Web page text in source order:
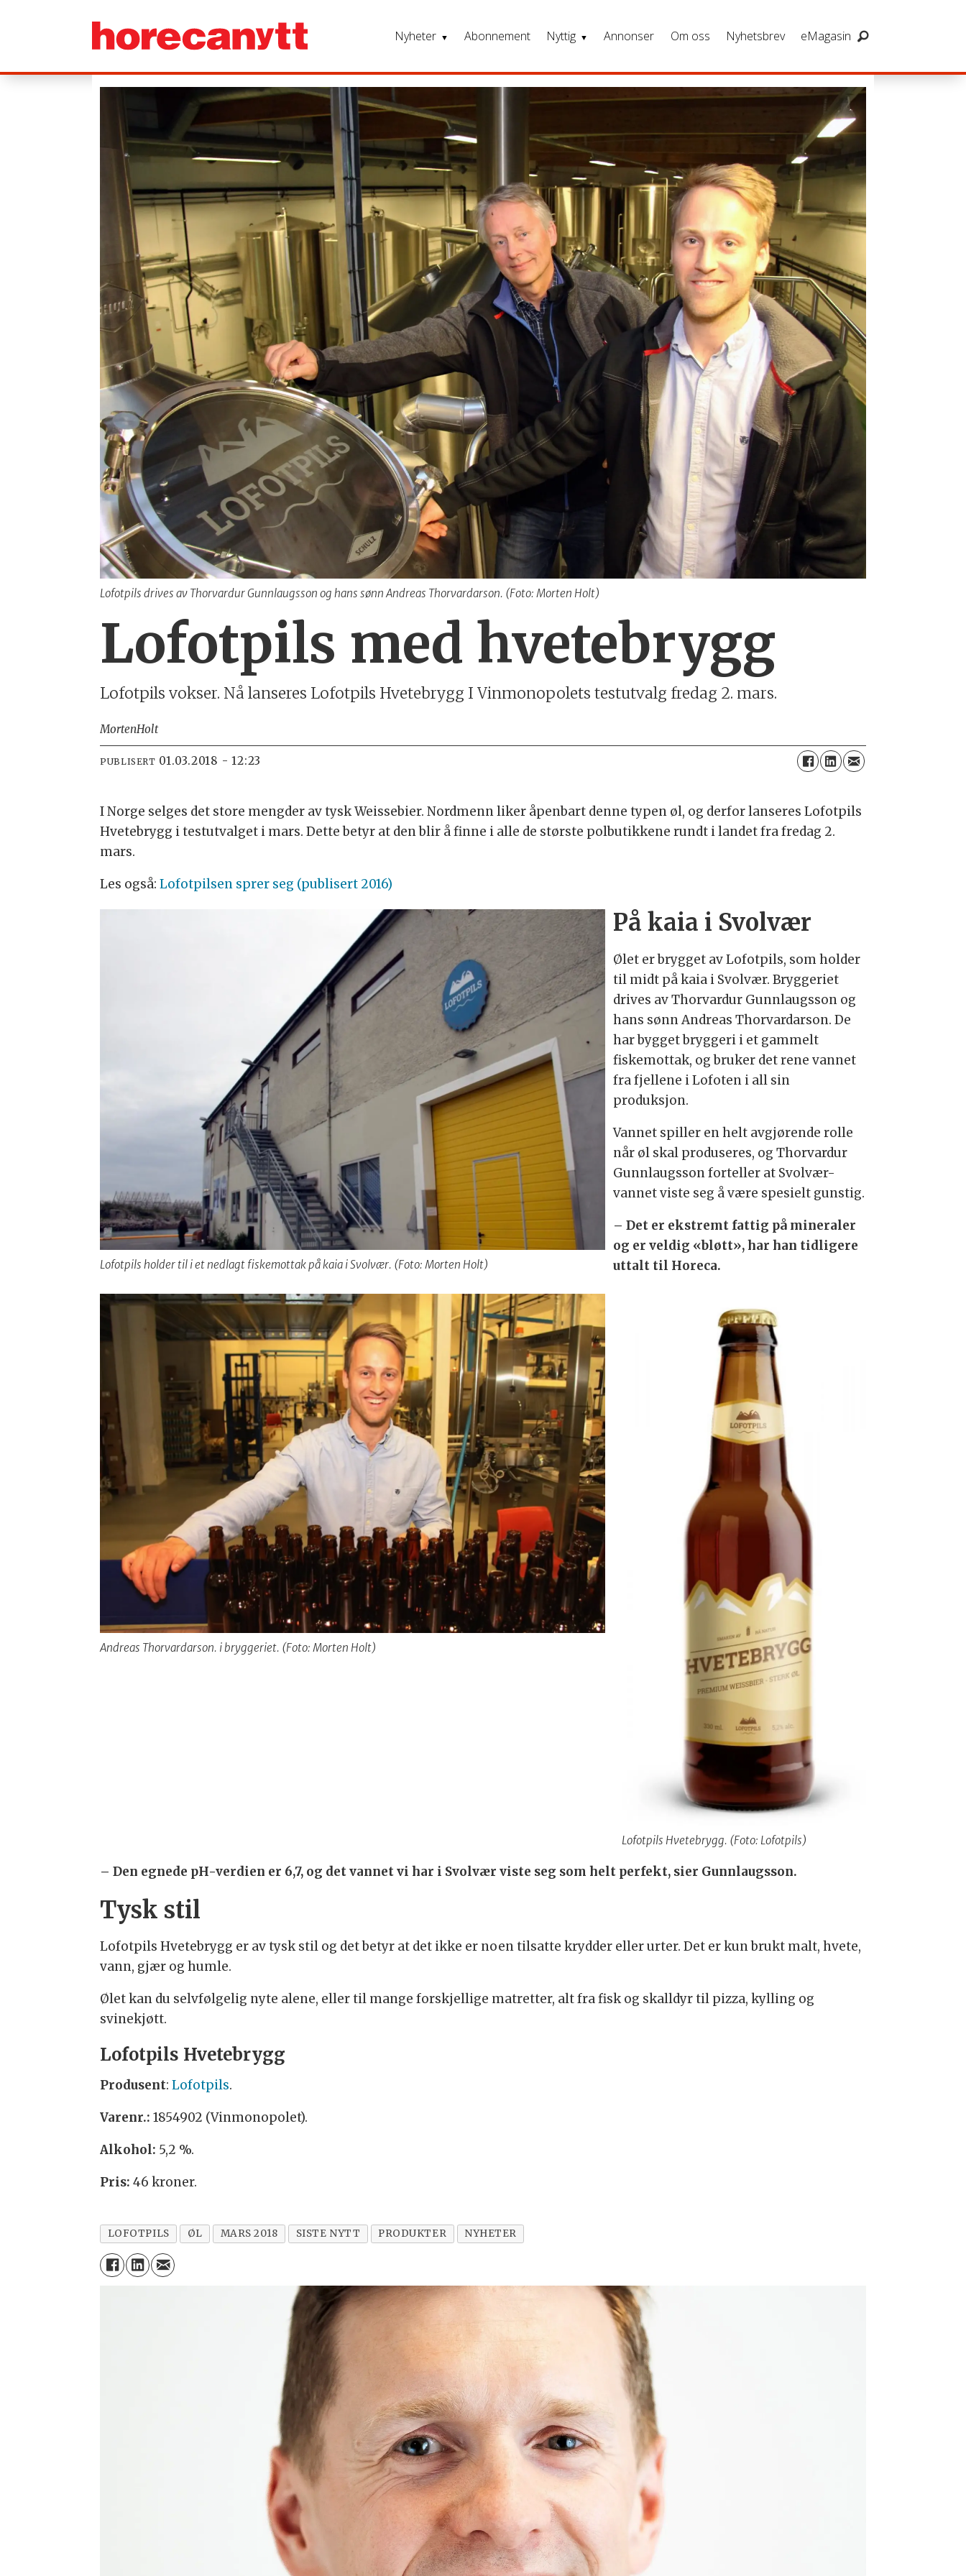
Nyheter Abonnement Nyttig Annonser Om oss Nyhetsbrev eMagasin
Lofotpils drives av Thorvardur Gunnlaugsson og hans sønn Andreas Thorvardarson. (Foto: Morten Holt)
Lofotpils med hvetebrygg
Lofotpils vokser. Nå lanseres Lofotpils Hvetebrygg I Vinmonopolets testutvalg fredag 2. mars.
MortenHolt
PUBLISERT 01.03.2018 - 12:23
I Norge selges det store mengder av tysk Weissebier. Nordmenn liker åpenbart denne typen øl, og derfor lanseres Lofotpils
Hvetebrygg i testutvalget i mars. Dette betyr at den blir å finne i alle de største polbutikkene rundt i landet fra fredag 2.
mars.
Les også:Lofotpilsen sprer seg (publisert 2016)
Lofotpils holder til i et nedlagt fiskemottak på kaia i Svolvær. (Foto: Morten Holt)
På kaia i Svolvær
Andreas Thorvardarson. i bryggeriet. (Foto: Morten Holt)
Ølet er brygget av Lofotpils, som holder
til midt på kaia i Svolvær. Bryggeriet
drives av Thorvardur Gunnlaugsson og
hans sønn Andreas Thorvardarson. De
har bygget bryggeri i et gammelt
fiskemottak, og bruker det rene vannet
fra fjellene i Lofoten i all sin
produksjon.
Vannet spiller en helt avgjørende rolle
når øl skal produseres, og Thorvardur
Gunnlaugsson forteller at Svolvær-
vannet viste seg å være spesielt gunstig.
– Det er ekstremt fattig på mineraler
og er veldig «bløtt»,har han tidligere
uttalt til Horeca.
Lofotpils Hvetebrygg. (Foto: Lofotpils)
– Den egnede pH-verdien er 6,7, og det vannet vi har i Svolvær viste seg som helt perfekt, sier Gunnlaugsson.
Tysk stil
Lofotpils Hvetebrygg er av tysk stil og det betyr at det ikke er noen tilsatte krydder eller urter. Det er kun brukt malt, hvete,
vann, gjær og humle.
Ølet kan du selvfølgelig nyte alene, eller til mange forskjellige matretter, alt fra fisk og skalldyr til pizza, kylling og
svinekjøtt.
Lofotpils Hvetebrygg
Produsent: Lofotpils.
Varenr.:1854902 (Vinmonopolet).
Alkohol: 5,2 %.
Pris: 46 kroner.
LOFOTPILS ØL MARS 2018 SISTE NYTT PRODUKTER NYHETER